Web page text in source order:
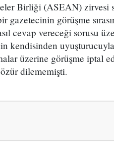
Birliği (ASEAN) zirvesi
gazetecinin görüşme
cevap vereceği sorusu
kendisinden
üzerine görüşme iptal
dilememişti.